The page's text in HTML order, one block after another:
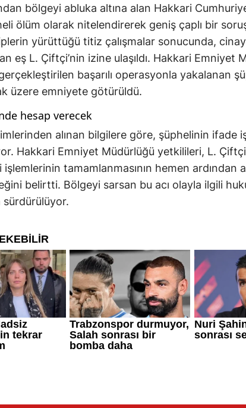
bölgeyi abluka altına alan Hakkari
ölüm olarak nitelendirerek geniş çaplı bir
yürüttüğü titiz çalışmalar sonucunda,
eş L. Çiftçi’nin izine ulaşıldı. Hakkari Emniyet
başarılı operasyonla yakalanan
üzere emniyete götürüldü.
hesap verecek
alınan bilgilere göre, şüphelinin ifade
Hakkari Emniyet Müdürlüğü yetkilileri, L.
tamamlanmasının hemen ardından
belirtti. Bölgeyi sarsan bu acı olayla ilgili
sürdürülüyor.